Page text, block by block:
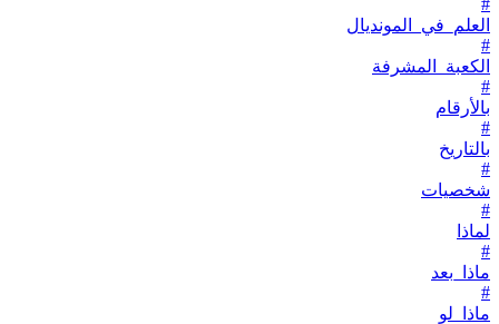
العلم_في_المونديال
#
الكعبة_المشرفة
#
بالأرقام
#
بالتاريخ
#
شخصيات
#
لماذا
#
ماذا_بعد
#
ماذا_لو